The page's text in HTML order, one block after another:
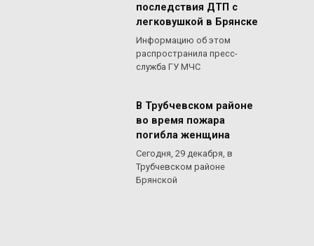
последствия ДТП с
легковушкой в Брянске
Информацию об этом
распространила пресс-
служба ГУ МЧС
В Трубчевском районе
во время пожара
погибла женщина
Сегодня, 29 декабря, в
Трубчевском районе
Брянской